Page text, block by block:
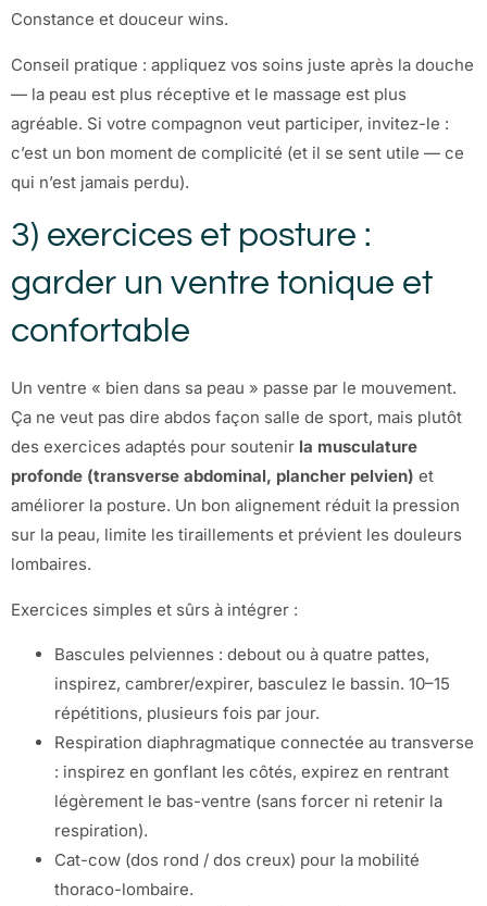
Constance et douceur wins.
Conseil pratique : appliquez vos soins juste après la douche
— la peau est plus réceptive et le massage est plus
agréable. Si votre compagnon veut participer, invitez-le :
c’est un bon moment de complicité (et il se sent utile — ce
qui n’est jamais perdu).
3) exercices et posture :
garder un ventre tonique et
confortable
Un ventre « bien dans sa peau » passe par le mouvement.
Ça ne veut pas dire abdos façon salle de sport, mais plutôt
des exercices adaptés pour soutenir la musculature
profonde (transverse abdominal, plancher pelvien) et
améliorer la posture. Un bon alignement réduit la pression
sur la peau, limite les tiraillements et prévient les douleurs
lombaires.
Exercices simples et sûrs à intégrer :
Bascules pelviennes : debout ou à quatre pattes,
inspirez, cambrer/expirer, basculez le bassin. 10–15
répétitions, plusieurs fois par jour.
Respiration diaphragmatique connectée au transverse
: inspirez en gonflant les côtés, expirez en rentrant
légèrement le bas-ventre (sans forcer ni retenir la
respiration).
Cat-cow (dos rond / dos creux) pour la mobilité
thoraco-lombaire.